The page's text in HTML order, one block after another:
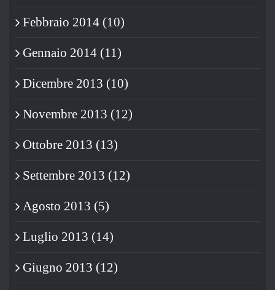
Febbraio 2014 (10)
Gennaio 2014 (11)
Dicembre 2013 (10)
Novembre 2013 (12)
Ottobre 2013 (13)
Settembre 2013 (12)
Agosto 2013 (5)
Luglio 2013 (14)
Giugno 2013 (12)